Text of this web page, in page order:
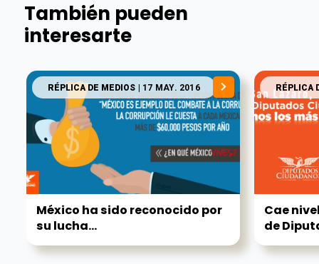
También pueden
interesarte
RÉPLICA DE MEDIOS | 17 MAY. 2016
México ha sido reconocido por
su lucha...
RÉPLICA
Cae
de